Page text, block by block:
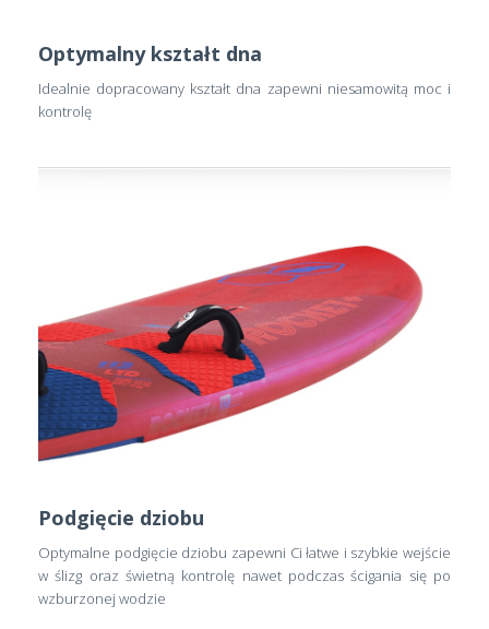
Optymalny kształt dna
Idealnie dopracowany kształt dna zapewni niesamowitą moc i
kontrolę
Podgięcie dziobu
Optymalne podgięcie dziobu zapewni Ci łatwe i szybkie wejście
w ślizg oraz świetną kontrolę nawet podczas ścigania się po
wzburzonej wodzie